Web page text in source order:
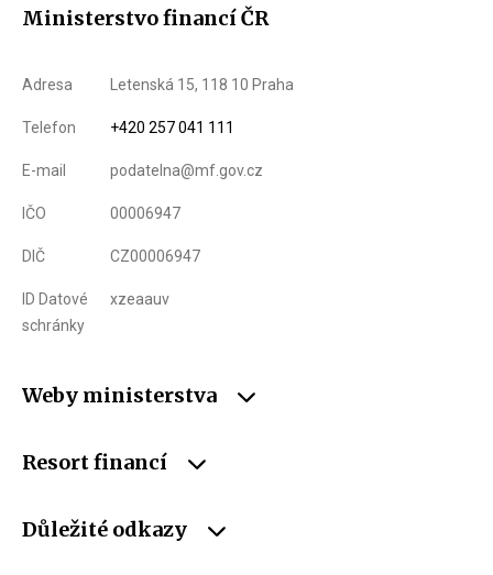
Ministerstvo financí ČR
Adresa Letenská 15, 118 10 Praha
Telefon +420 257 041 111
E-mail podatelna@mf.gov.cz
IČO 00006947
DIČ CZ00006947
ID Datové
schránky
xzeaauv
Weby ministerstva
Resort financí
Důležité odkazy